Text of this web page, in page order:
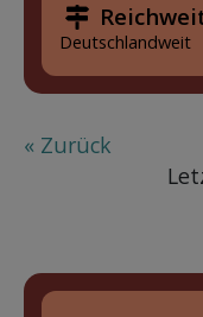
Deutschlandweit
« Zurück